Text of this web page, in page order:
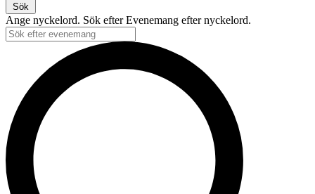
Sök
Ange nyckelord. Sök efter Evenemang efter nyckelord.